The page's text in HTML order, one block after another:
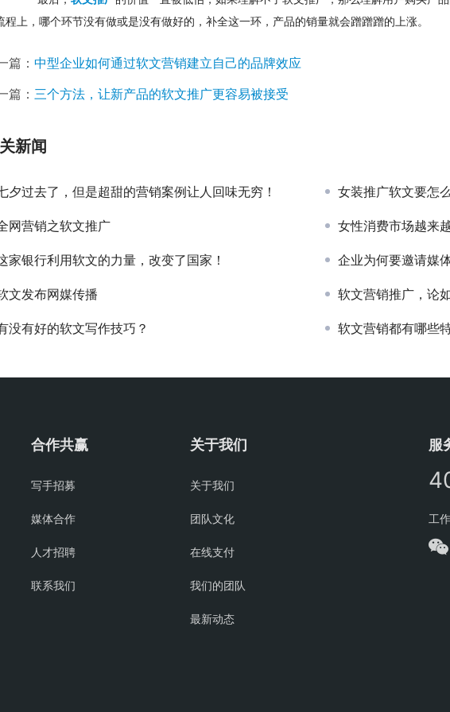
程上，哪个环节没有做或是没有做好的，补全这一环，产品的销量就会蹭蹭蹭的上涨。
篇： 中型企业如何通过软文营销建立自己的品牌效应
篇： 三个方法，让新产品的软文推广更容易被接受
新闻
夕过去了，但是超甜的营销案例让人回味无穷！ 女装推广软文要怎
网营销之软文推广 女性消费市场越来
家银行利用软文的力量，改变了国家！ 企业为何要邀请媒体
文发布网媒传播 软文营销推广，论如
没有好的软文写作技巧？ 软文营销都有哪些
合作共赢
写手招募
媒体合作
人才招聘
联系我们
关于我们
关于我们
团队文化
在线支付
我们的团队
最新动态
服
工